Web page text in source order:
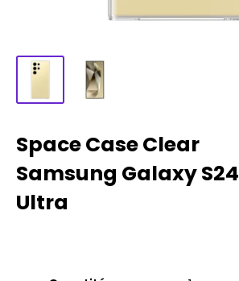
Space Case Clear
Samsung Galaxy S24
Ultra